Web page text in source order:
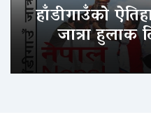
हाँडीगाउँको
जात्रा हुलाक